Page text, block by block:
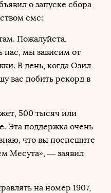
о запуске сбора
смс:
Пожалуйста,
нас, мы зависим от
В день, когда Озил
вас побить рекорд в
500 тысяч или
Эта поддержка очень
что вы поспешите
Месута», — заявил
на номер 1907,